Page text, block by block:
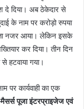
दे दिया। अब ठेकेदार से
के नाम पर करोड़ो रुपया
नजर आया। लेकिन इसके
कर दिया। तीन दिन
हटवाया गया।
पर कार्यवाही का एक
पूजा इंटरप्राइजेज एवं